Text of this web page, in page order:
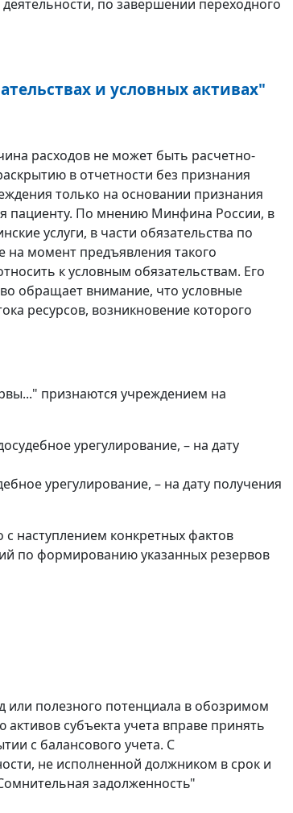
по завершении переходного
и условных активах"
расходов не может быть расчетно-
в отчетности без признания
только на основании признания
пациенту. По мнению Минфина России, в
услуги, в части обязательства по
момент предъявления такого
к условным обязательствам. Его
обращает внимание, что условные
ресурсов, возникновение которого
признаются учреждением на
урегулирование, – на дату
урегулирование, – на дату получения
наступлением конкретных фактов
по формированию указанных резервов
или полезного потенциала в обозримом
субъекта учета вправе принять
с балансового учета. С
не исполненной должником в срок и
задолженность"